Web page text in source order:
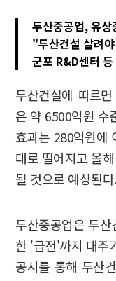
두산중공업, 유상
"두산건설 살려
군포 R&D센터
두산건설에 따르
은 약 6500억원 수
효과는 280억원에
대로 떨어지고 올
될 것으로 예상된다.
두산중공업은 두
한 '급전'까지 대주
공시를 통해 두산